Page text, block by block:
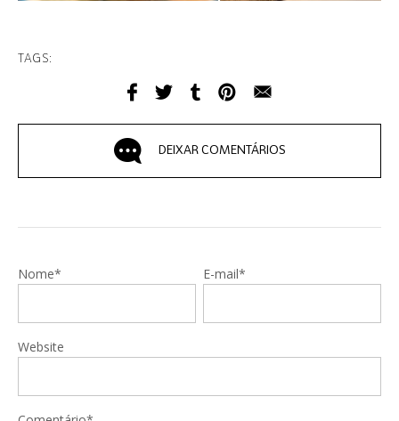
TAGS:
DEIXAR COMENTÁRIOS
Nome* E-mail*
Website